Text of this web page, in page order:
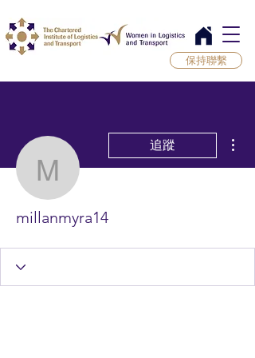
保持聯繫
millanmyra14
追蹤
millanmyra14